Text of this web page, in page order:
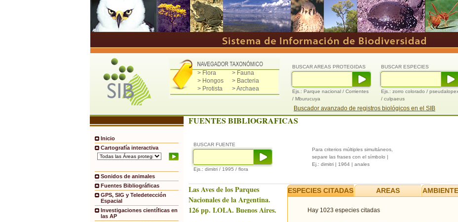
> Flora
> Fauna
> Hongos
> Bacteria
> Protista
> Archaea
BUSCAR ESPECIES
Ejs.: zorro colorado /
/ culpaeus
BUSCAR AREAS PROTEGIDAS
Ejs.: Parque nacional / Corrientes
/ Mburucuya
Buscador avanzado de registros biológicos en el SIB
Inicio
Cartografía interactiva
Sonidos de animales
Fuentes Bibliográficas
GPS, SIG y Teledetección
Espacial
Investigaciones científicas en
las AP
FUENTES BIBLIOGRAFICAS
BUSCAR FUENTE
Ejs.: dimitri / 1995 / flora
Para criterios múltiples simultáneos,
separe las frases con el símbolo |
Ej.: dimitri | 1964 | anales
Las Aves de los Parques
Nacionales de la Argentina.
126 pp. LOLA. Buenos Aires.
ESPECIES CITADAS AREAS
Hay 1023 especies citadas